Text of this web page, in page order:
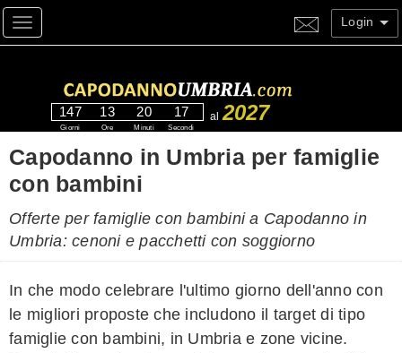
Toggle navigation Login
147
Giorni
13
Ore
20
Minuti
16
Secondi
al2027
Capodanno in Umbria per famiglie
con bambini
Offerte per famiglie con bambini a Capodanno in
Umbria: cenoni e pacchetti con soggiorno
In che modo celebrare l'ultimo giorno dell'anno con
le migliori proposte che includono il target di tipo
famiglie con bambini, in Umbria e zone vicine.